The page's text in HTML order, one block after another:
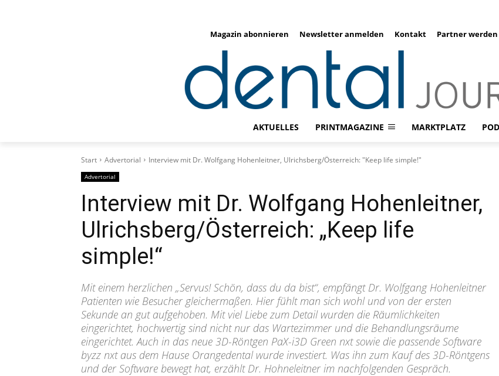
Magazin abonnieren Newsletter anmelden Kontakt Partner werden
AKTUELLES PRINTMAGAZINE MARKTPLATZ
Start Advertorial Interview mit Dr. Wolfgang Hohenleitner, Ulrichsberg/Österreich: "Keep life simple!"
Advertorial
Interview mit Dr. Wolfgang Hohenleitner,
Ulrichsberg/Österreich: „Keep life
simple!“
Mit einem herzlichen „Servus! Schön, dass du da bist“, empfängt Dr. Wolfgang Hohenleitner
Patienten wie Besucher gleichermaßen. Hier fühlt man sich wohl und von der ersten
Sekunde an gut aufgehoben. Mit viel Liebe zum Detail wurden die Räumlichkeiten
eingerichtet, hochwertig sind nicht nur das Wartezimmer und die Behandlungsräume
eingerichtet. Auch in das neue 3D-Röntgen PaX-i3D Green nxt sowie die passende Software
byzz nxt aus dem Hause Orangedental wurde investiert. Was ihn zum Kauf des 3D-Röntgens
und der Software bewegt hat, erzählt Dr. Hohneleitner im nachfolgenden Gespräch.